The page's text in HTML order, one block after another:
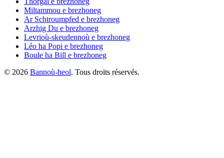
Miltammou e brezhoneg
Ar Schtroumpfed e brezhoneg
Arzhig Du e brezhoneg
Levrioù-skeudennoù e brezhoneg
Léo ha Popi e brezhoneg
Boule ha Bill e brezhoneg
© 2026 Bannoù-heol. Tous droits réservés.